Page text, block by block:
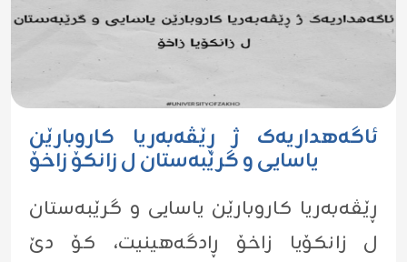
ئاگەهداریەک ژ ڕێڤەبەریا کاروبارێن
یاسایی و گرێبەستان ل زانکۆ زاخۆ
ڕێڤەبەریا کاروبارێن یاسایی و گرێبەستان
ل زانکۆیا زاخۆ ڕادگەهینیت، کۆ دێ